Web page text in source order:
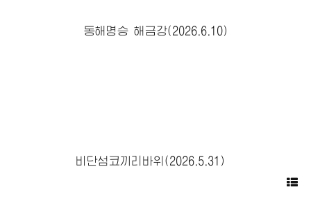
동해명승 해금강(2026.6.10)
비단섬코끼리바위(2026.5.31)